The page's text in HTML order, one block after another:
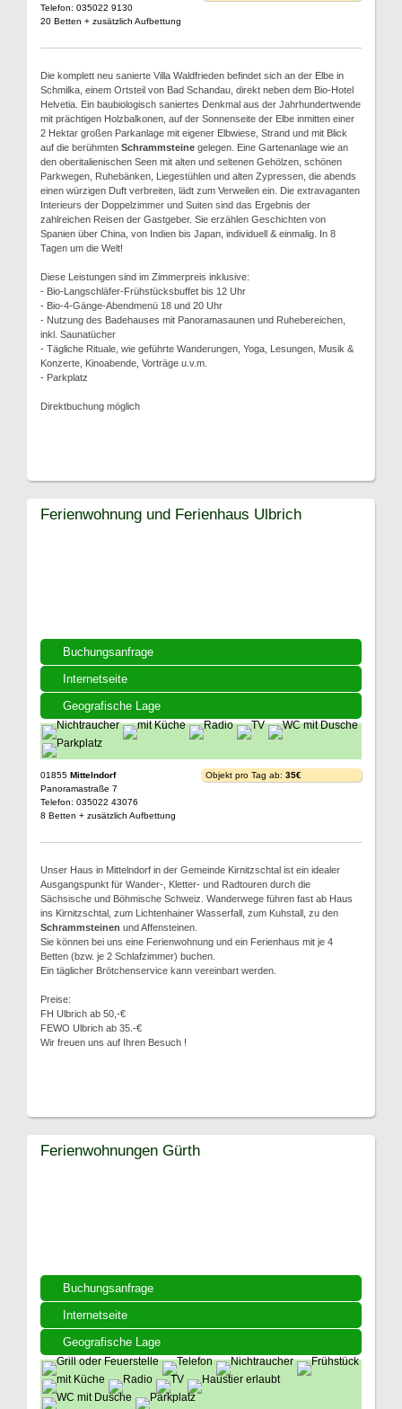
Telefon: 035022 9130
20 Betten + zusätzlich Aufbettung
Die komplett neu sanierte Villa Waldfrieden befindet sich an der Elbe in
Schmilka, einem Ortsteil von Bad Schandau, direkt neben dem Bio-Hotel
Helvetia. Ein baubiologisch saniertes Denkmal aus der Jahrhundertwende
mit prächtigen Holzbalkonen, auf der Sonnenseite der Elbe inmitten einer
2 Hektar großen Parkanlage mit eigener Elbwiese, Strand und mit Blick
auf die berühmten Schrammsteine gelegen. Eine Gartenanlage wie an
den oberitalienischen Seen mit alten und seltenen Gehölzen, schönen
Parkwegen, Ruhebänken, Liegestühlen und alten Zypressen, die abends
einen würzigen Duft verbreiten, lädt zum Verweilen ein. Die extravaganten
Interieurs der Doppelzimmer und Suiten sind das Ergebnis der
zahlreichen Reisen der Gastgeber. Sie erzählen Geschichten von
Spanien über China, von Indien bis Japan, individuell & einmalig. In 8
Tagen um die Welt!
Diese Leistungen sind im Zimmerpreis inklusive:
- Bio-Langschläfer-Frühstücksbuffet bis 12 Uhr
- Bio-4-Gänge-Abendmenü 18 und 20 Uhr
- Nutzung des Badehauses mit Panoramasaunen und Ruhebereichen,
inkl. Saunatücher
- Tägliche Rituale, wie geführte Wanderungen, Yoga, Lesungen, Musik &
Konzerte, Kinoabende, Vorträge u.v.m.
- Parkplatz
Direktbuchung möglich
Buchungsanfrage
Internetseite
Geografische Lage
Ferienwohnung und Ferienhaus Ulbrich
01855 Mittelndorf
Panoramastraße 7
Telefon: 035022 43076
8 Betten + zusätzlich Aufbettung
Objekt pro Tag ab: 35€
Unser Haus in Mittelndorf in der Gemeinde Kirnitzschtal ist ein idealer
Ausgangspunkt für Wander-, Kletter- und Radtouren durch die
Sächsische und Böhmische Schweiz. Wanderwege führen fast ab Haus
ins Kirnitzschtal, zum Lichtenhainer Wasserfall, zum Kuhstall, zu den
Schrammsteinen und Affensteinen.
Sie können bei uns eine Ferienwohnung und ein Ferienhaus mit je 4
Betten (bzw. je 2 Schlafzimmer) buchen.
Ein täglicher Brötchenservice kann vereinbart werden.
Preise:
FH Ulbrich ab 50,-€
FEWO Ulbrich ab 35.-€
Wir freuen uns auf Ihren Besuch !
Buchungsanfrage
Internetseite
Geografische Lage
Ferienwohnungen Gürth